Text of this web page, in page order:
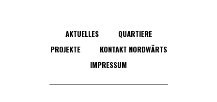
AKTUELLES
QUARTIERE
PROJEKTE
KONTAKT NORDWÄRTS
IMPRESSUM